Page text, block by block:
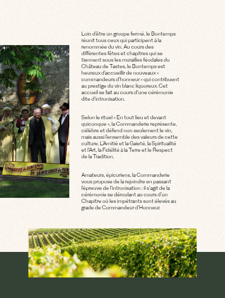
Loin d’être un groupe fermé, le Bontemps
réunit tous ceux qui participent à la
renommée du vin. Au cours des
différentes fêtes et chapitres qui se
tiennent sous les murailles féodales du
Château de Tastes, le Bontemps est
heureux d’accueillir de nouveaux «
commandeurs d’honneur » qui contribuent
au prestige du vin blanc liquoreux. Cet
accueil se fait au cours d'une cérémonie
dite d'intronisation.
Selon le rituel « En tout lieu et devant
quiconque », la Commanderie représente,
célèbre et défend non seulement le vin,
mais aussi l’ensemble des valeurs de cette
culture. L’Amitié et la Gaieté, la Spiritualité
et l’Art, la Fidélité à la Terre et le Respect
de la Tradition.
Amateurs, épicuriens, la Commanderie
vous propose de la rejoindre en passant
l’épreuve de l’intronisation : il s'agit de la
cérémonie se déroulant au cours d’un
Chapitre où les impétrants sont élevés au
grade de Commandeur d’Honneur.